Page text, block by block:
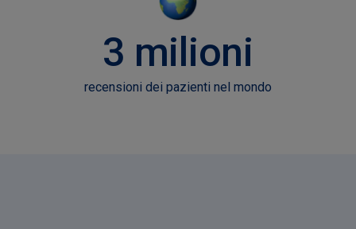
3 milioni
recensioni dei pazienti nel mondo